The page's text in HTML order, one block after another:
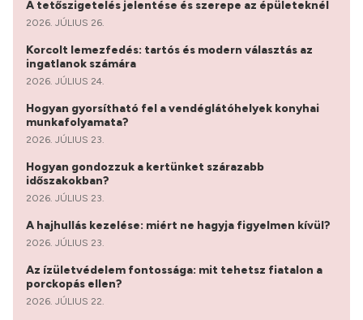
A tetőszigetelés jelentése és szerepe az épületeknél
2026. JÚLIUS 26.
Korcolt lemezfedés: tartós és modern választás az
ingatlanok számára
2026. JÚLIUS 24.
Hogyan gyorsítható fel a vendéglátóhelyek konyhai
munkafolyamata?
2026. JÚLIUS 23.
Hogyan gondozzuk a kertünket szárazabb
időszakokban?
2026. JÚLIUS 23.
A hajhullás kezelése: miért ne hagyja figyelmen kívül?
2026. JÚLIUS 23.
Az ízületvédelem fontossága: mit tehetsz fiatalon a
porckopás ellen?
2026. JÚLIUS 22.